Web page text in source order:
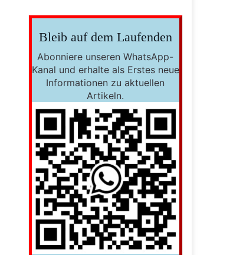
Bleib auf dem Laufenden
Abonniere unseren WhatsApp-
Kanal und erhalte als Erstes neue
Informationen zu aktuellen
Artikeln.